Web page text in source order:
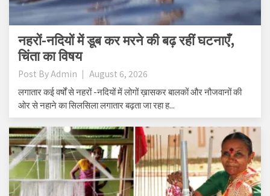
नहरों-नदियों में डूब कर मरने की बढ़ रहीं घटनाएँ,
चिंता का विषय
Post ByAdmin August 6, 2026
लगातार कई वर्षों से नहरों -नदियों में लोगों ख़ासकर बालकों और नौजवानों की
ओर से नहाने का सिलसिला लगातार बढ़ता जा रहा ह...